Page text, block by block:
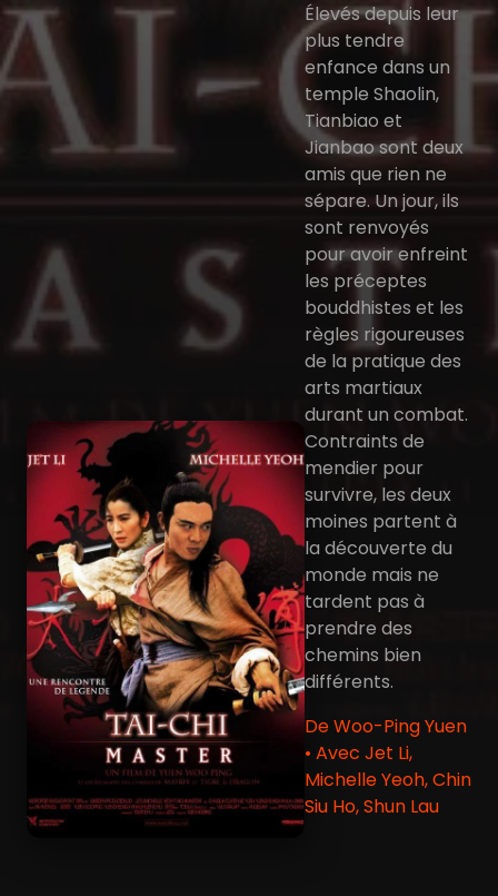
Élevés depuis leur
plus tendre
enfance dans un
temple Shaolin,
Tianbiao et
Jianbao sont deux
amis que rien ne
sépare. Un jour, ils
sont renvoyés
pour avoir enfreint
les préceptes
bouddhistes et les
règles rigoureuses
de la pratique des
arts martiaux
durant un combat.
Contraints de
mendier pour
survivre, les deux
moines partent à
la découverte du
monde mais ne
tardent pas à
prendre des
chemins bien
différents.
De Woo-Ping Yuen
• Avec Jet Li,
Michelle Yeoh, Chin
Siu Ho, Shun Lau